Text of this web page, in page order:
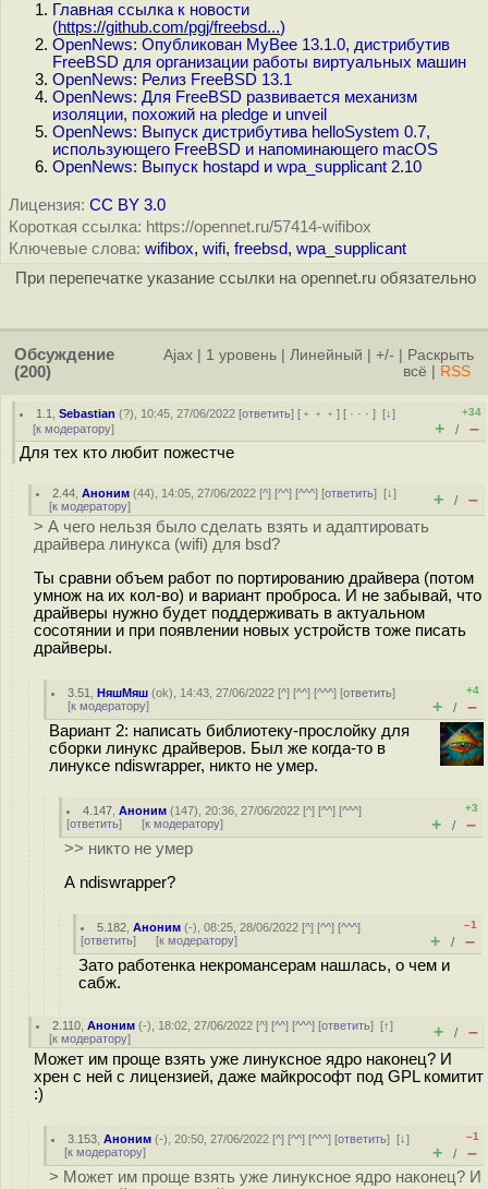
Главная ссылка к новости
(https://github.com/pgj/freebsd...)
OpenNews: Опубликован MyBee 13.1.0, дистрибутив
FreeBSD для организации работы виртуальных машин
OpenNews: Релиз FreeBSD 13.1
OpenNews: Для FreeBSD развивается механизм
изоляции, похожий на pledge и unveil
OpenNews: Выпуск дистрибутива helloSystem 0.7,
использующего FreeBSD и напоминающего macOS
OpenNews: Выпуск hostapd и wpa_supplicant 2.10
Лицензия: CC BY 3.0
Короткая ссылка: https://opennet.ru/57414-wifibox
Ключевые слова: wifibox, wifi, freebsd, wpa_supplicant
При перепечатке указание ссылки на opennet.ru обязательно
Обсуждение
(200)
Ajax 1 уровень Линейный +/-
Раскрыть
всё
RSS
1.1 ,Sebastian (?), 10:45, 27/06/2022 [ответить] [ ﹢﹢﹢] [ · · ·][↓]
[к модератору]
+34
+ / –
Для тех кто любит пожестче
2.44 ,Аноним (44), 14:05, 27/06/2022 [^] [^^] [^^^] [ответить][↓]
[к модератору] + / –
> А чего нельзя было сделать взять и адаптировать
драйвера линукса (wifi) для bsd?
Ты сравни объем работ по портированию драйвера (потом
умнож на их кол-во) и вариант проброса. И не забывай, что
драйверы нужно будет поддерживать в актуальном
сосотянии и при появлении новых устройств тоже писать
драйверы.
3.51 ,НяшМяш (ok), 14:43, 27/06/2022 [^] [^^] [^^^] [ответить]
[к модератору]
+4
+ / –
Вариант 2: написать библиотеку-прослойку для
сборки линукс драйверов. Был же когда-то в
линуксе ndiswrapper, никто не умер.
4.147 ,Аноним (147), 20:36, 27/06/2022 [^] [^^] [^^^]
[ответить] [к модератору]
+3
+ / –
>> никто не умер
А ndiswrapper?
5.182 ,Аноним (-), 08:25, 28/06/2022 [^] [^^] [^^^]
[ответить] [к модератору]
–1
+ / –
Зато работенка некромансерам нашлась, о чем и
сабж.
2.110 ,Аноним (-), 18:02, 27/06/2022 [^] [^^] [^^^] [ответить][↑]
[к модератору] + / –
Может им проще взять уже линуксное ядро наконец? И
хрен с ней с лицензией, даже майкрософт под GPL комитит
:)
3.153 ,Аноним (-), 20:50, 27/06/2022 [^] [^^] [^^^] [ответить][↓]
[к модератору]
–1
+ / –
> Может им проще взять уже линуксное ядро наконец? И